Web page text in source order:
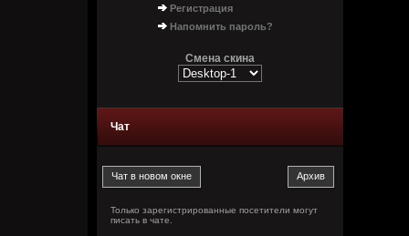
Регистрация
Напомнить пароль?
Смена скина
Чат
Только зарегистрированные посетители могут
писать в чате.